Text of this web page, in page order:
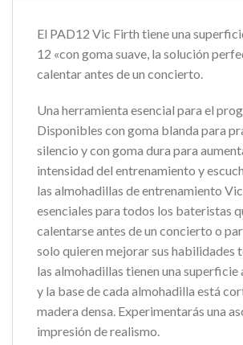
El PAD12 Vic Firth tiene una
12 «con goma suave, la solución
calentar antes de un concierto.
Una herramienta esencial para el
Disponibles con goma blanda para
silencio y con goma dura para
intensidad del entrenamiento y
las almohadillas de entrenamiento
esenciales para todos los bateristas
calentarse antes de un concierto o
solo quieren mejorar sus habilidades
las almohadillas tienen una
y la base de cada almohadilla está
madera densa. Experimentarás una
impresión de realismo.